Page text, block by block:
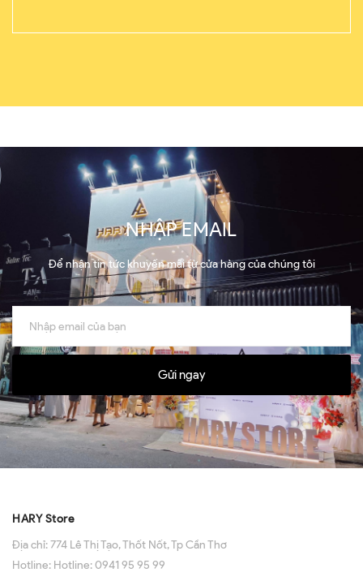
NHẬP EMAIL
Để nhận tin tức khuyến mãi từ cửa hàng của chúng tôi
Gửi ngay
HARY Store
Địa chỉ:774 Lê Thị Tạo, Thốt Nốt, Tp Cần Thơ
Hotline: Hotline: 0941 95 95 99